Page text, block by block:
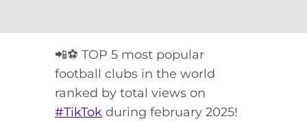
📲⚽ TOP 5 most popular
football clubs in the world
ranked by total views on
#TikTok during february 2025!